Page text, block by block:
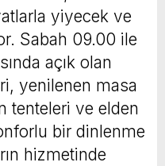
yiyecek ve
Sabah 09.00 ile
açık olan
yenilenen masa
tenteleri ve elden
bir dinlenme
hizmetinde